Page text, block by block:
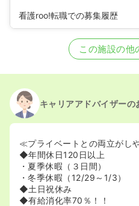
看護roo!転職での募集履歴
正・准看護師の募集
正・准看護師を募集中
この施設の他
キャリアアドバイザーの
≪プライベートとの両立がし
◆年間休日120日以上
・夏季休暇（３日間）
・冬季休暇（12/29～1/3）
◆土日祝休み
◆有給消化率70％！！